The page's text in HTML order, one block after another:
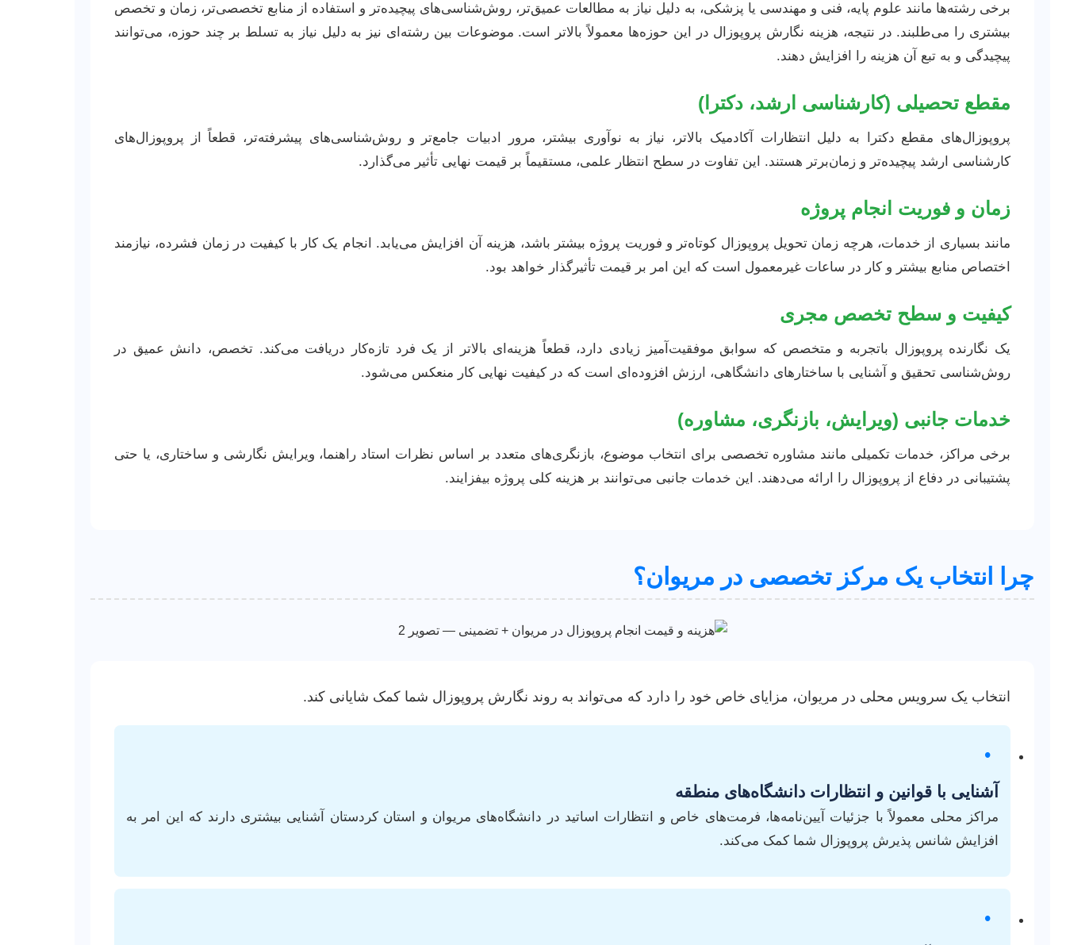
برخی رشته‌ها مانند علوم پایه، فنی و مهندسی یا پزشکی، به دلیل نیاز به مطالعات عمیق‌تر، روش‌شناسی‌های پیچیده‌تر و استفاده از منابع تخصصی‌تر، زمان و تخصص
بیشتری را می‌طلبند. در نتیجه، هزینه نگارش پروپوزال در این حوزه‌ها معمولاً بالاتر است. موضوعات بین رشته‌ای نیز به دلیل نیاز به تسلط بر چند حوزه، می‌توانند
پیچیدگی و به تبع آن هزینه را افزایش دهند.
مقطع تحصیلی (کارشناسی ارشد، دکترا)
پروپوزال‌های مقطع دکترا به دلیل انتظارات آکادمیک بالاتر، نیاز به نوآوری بیشتر، مرور ادبیات جامع‌تر و روش‌شناسی‌های پیشرفته‌تر، قطعاً از پروپوزال‌های
کارشناسی ارشد پیچیده‌تر و زمان‌برتر هستند. این تفاوت در سطح انتظار علمی، مستقیماً بر قیمت نهایی تأثیر می‌گذارد.
زمان و فوریت انجام پروژه
مانند بسیاری از خدمات، هرچه زمان تحویل پروپوزال کوتاه‌تر و فوریت پروژه بیشتر باشد، هزینه آن افزایش می‌یابد. انجام یک کار با کیفیت در زمان فشرده، نیازمند
اختصاص منابع بیشتر و کار در ساعات غیرمعمول است که این امر بر قیمت تأثیرگذار خواهد بود.
کیفیت و سطح تخصص مجری
یک نگارنده پروپوزال باتجربه و متخصص که سوابق موفقیت‌آمیز زیادی دارد، قطعاً هزینه‌ای بالاتر از یک فرد تازه‌کار دریافت می‌کند. تخصص، دانش عمیق در
روش‌شناسی تحقیق و آشنایی با ساختارهای دانشگاهی، ارزش افزوده‌ای است که در کیفیت نهایی کار منعکس می‌شود.
خدمات جانبی (ویرایش، بازنگری، مشاوره)
برخی مراکز، خدمات تکمیلی مانند مشاوره تخصصی برای انتخاب موضوع، بازنگری‌های متعدد بر اساس نظرات استاد راهنما، ویرایش نگارشی و ساختاری، یا حتی
پشتیبانی در دفاع از پروپوزال را ارائه می‌دهند. این خدمات جانبی می‌توانند بر هزینه کلی پروژه بیفزایند.
چرا انتخاب یک مرکز تخصصی در مریوان؟
انتخاب یک سرویس محلی در مریوان، مزایای خاص خود را دارد که می‌تواند به روند نگارش پروپوزال شما کمک شایانی کند.
•
آشنایی با قوانین و انتظارات دانشگاه‌های منطقه
مراکز محلی معمولاً با جزئیات آیین‌نامه‌ها، فرمت‌های خاص و انتظارات اساتید در دانشگاه‌های مریوان و استان کردستان آشنایی بیشتری دارند که این امر به
افزایش شانس پذیرش پروپوزال شما کمک می‌کند.
•